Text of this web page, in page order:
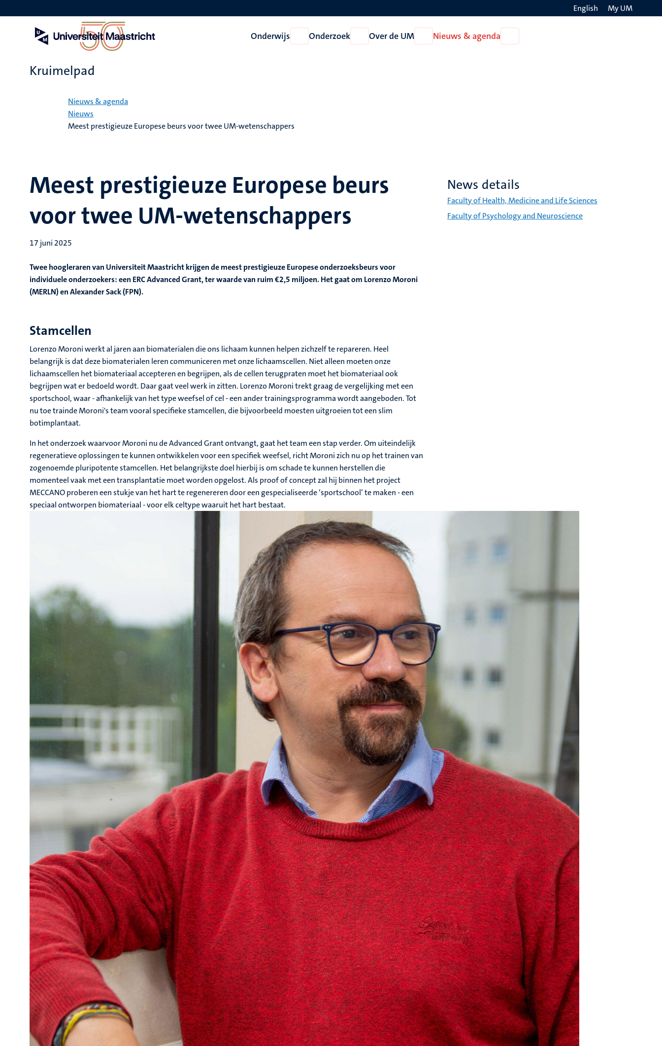
en
English My UM
Onderwijs
Open
Onderwijs
Onderzoek
Open
Onderzoek
Over de UM
Open
Over
Nieuws & agenda
Nieuws
Kruimelpad
Nieuws & agenda
Nieuws
Meest prestigieuze Europese beurs voor twee UM-wetenschappers
Meest prestigieuze Europese beurs
voor twee UM-wetenschappers
17 juni 2025
Twee hoogleraren van Universiteit Maastricht krijgen de meest prestigieuze Europese onderzoeksbeurs voor
individuele onderzoekers: een ERC Advanced Grant, ter waarde van ruim €2,5 miljoen. Het gaat om Lorenzo Moroni
(MERLN) en Alexander Sack (FPN).
News details
Faculty of Health, Medicine and Life Sciences
Faculty of Psychology and Neuroscience
Stamcellen
Lorenzo Moroni werkt al jaren aan biomaterialen die ons lichaam kunnen helpen zichzelf te repareren. Heel
belangrijk is dat deze biomaterialen leren communiceren met onze lichaamscellen. Niet alleen moeten onze
lichaamscellen het biomateriaal accepteren en begrijpen, als de cellen terugpraten moet het biomateriaal ook
begrijpen wat er bedoeld wordt. Daar gaat veel werk in zitten. Lorenzo Moroni trekt graag de vergelijking met een
sportschool, waar - afhankelijk van het type weefsel of cel - een ander trainingsprogramma wordt aangeboden. Tot
nu toe trainde Moroni's team vooral specifieke stamcellen, die bijvoorbeeld moesten uitgroeien tot een slim
botimplantaat.
In het onderzoek waarvoor Moroni nu de Advanced Grant ontvangt, gaat het team een stap verder. Om uiteindelijk
regeneratieve oplossingen te kunnen ontwikkelen voor een specifiek weefsel, richt Moroni zich nu op het trainen van
zogenoemde pluripotente stamcellen. Het belangrijkste doel hierbij is om schade te kunnen herstellen die
momenteel vaak met een transplantatie moet worden opgelost. Als proof of concept zal hij binnen het project
MECCANO proberen een stukje van het hart te regenereren door een gespecialiseerde ‘sportschool’ te maken - een
speciaal ontworpen biomateriaal - voor elk celtype waaruit het hart bestaat.